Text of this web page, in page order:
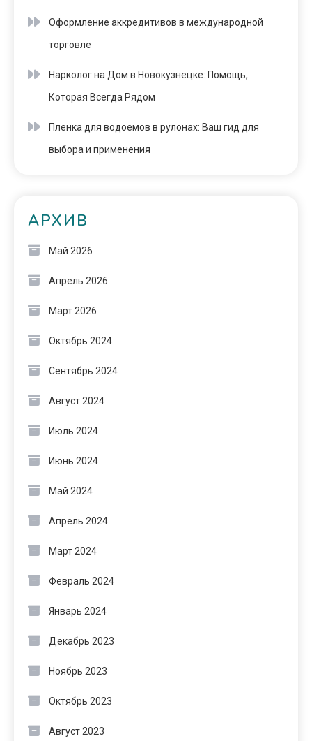
Оформление аккредитивов в международной
торговле
Нарколог на Дом в Новокузнецке: Помощь,
Которая Всегда Рядом
Пленка для водоемов в рулонах: Ваш гид для
выбора и применения
АРХИВ
Май 2026
Апрель 2026
Март 2026
Октябрь 2024
Сентябрь 2024
Август 2024
Июль 2024
Июнь 2024
Май 2024
Апрель 2024
Март 2024
Февраль 2024
Январь 2024
Декабрь 2023
Ноябрь 2023
Октябрь 2023
Август 2023